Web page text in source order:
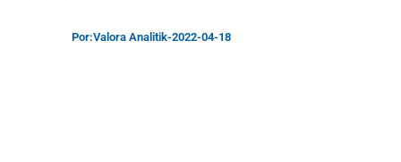
Por:Valora Analitik-2022-04-18